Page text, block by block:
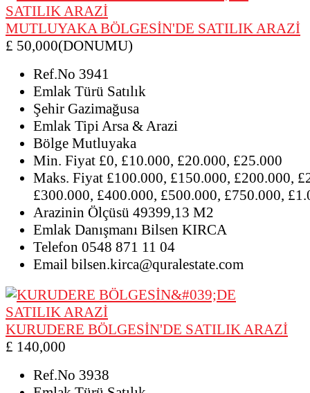
MUTLUYAKA BÖLGESİN'DE SATILIK ARAZİ
£ 50,000(DONUMU)
Ref.No 3941
Emlak Türü Satılık
Şehir Gazimağusa
Emlak TipiArsa & Arazi
Bölge Mutluyaka
Min. Fiyat £0, £10.000, £20.000, £25.000
Maks. Fiyat £100.000, £150.000, £200.000,
£300.000, £400.000, £500.000, £750.000,
Arazinin Ölçüsü 49399,13 M2
Emlak Danışmanı Bilsen KIRCA
Telefon 0548 871 11 04
Email bilsen.kirca@quralestate.com
KURUDERE BÖLGESİN'DE SATILIK ARAZİ
£ 140,000
Ref.No 3938